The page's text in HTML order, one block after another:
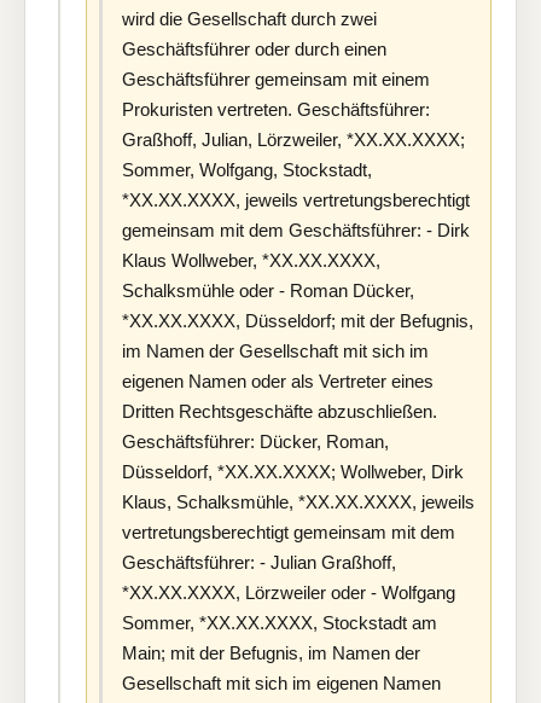
wird die Gesellschaft durch zwei
Geschäftsführer oder durch einen
Geschäftsführer gemeinsam mit einem
Prokuristen vertreten. Geschäftsführer:
Graßhoff, Julian, Lörzweiler, *XX.XX.XXXX;
Sommer, Wolfgang, Stockstadt,
*XX.XX.XXXX, jeweils vertretungsberechtigt
gemeinsam mit dem Geschäftsführer: - Dirk
Klaus Wollweber, *XX.XX.XXXX,
Schalksmühle oder - Roman Dücker,
*XX.XX.XXXX, Düsseldorf; mit der Befugnis,
im Namen der Gesellschaft mit sich im
eigenen Namen oder als Vertreter eines
Dritten Rechtsgeschäfte abzuschließen.
Geschäftsführer: Dücker, Roman,
Düsseldorf, *XX.XX.XXXX; Wollweber, Dirk
Klaus, Schalksmühle, *XX.XX.XXXX, jeweils
vertretungsberechtigt gemeinsam mit dem
Geschäftsführer: - Julian Graßhoff,
*XX.XX.XXXX, Lörzweiler oder - Wolfgang
Sommer, *XX.XX.XXXX, Stockstadt am
Main; mit der Befugnis, im Namen der
Gesellschaft mit sich im eigenen Namen